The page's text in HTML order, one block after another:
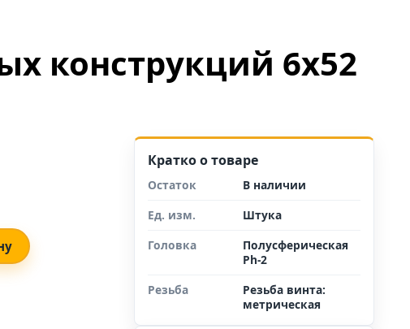
конструкций 6х52
Кратко о товаре
Остаток
В наличии
Ед. изм.
Штука
Головка
Полусферическая
Ph-2
Резьба
Резьба винта:
метрическая